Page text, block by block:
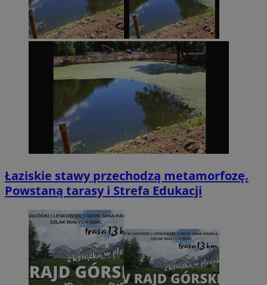
Łaziskie stawy przechodzą metamorfozę.
Powstaną tarasy i Strefa Edukacji